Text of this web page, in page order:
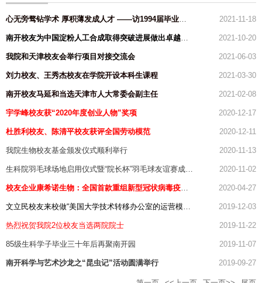
心无旁骛钻学术 厚积薄发成人才 ——访1994届毕业生陈策实 2021-11-18
南开校友为中国淀粉人工合成取得突破进展做出卓越贡献 2021-10-20
我院和天津校友会举行项目对接交流会 2021-06-03
刘力校友、王秀杰校友在学院开设本科生课程 2021-03-30
南开校友马延和当选天津市人大常委会副主任 2021-02-08
宇学峰校友获“2020年度创业人物”奖项 2020-12-17
杜胜利校友、陈清平校友获评全国劳动模范 2020-12-11
我院生物校友基金颁发仪式顺利举行 2020-11-13
生科院羽毛球场地启用仪式暨“院长杯”羽毛球友谊赛成功举办 2020-11-02
校友企业康希诺生物：全国首款重组新型冠状病毒疫苗获批进入临床 2020-04-27
文立民校友来校做“美国大学技术转移办公室的运营模式”专题报告 2019-12-03
热烈祝贺我院2位校友当选两院院士 2019-11-22
85级生科学子毕业三十年后再聚南开园 2019-11-07
南开科学与艺术沙龙之“昆虫记”活动圆满举行 2019-09-27